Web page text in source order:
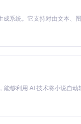
手动安装宏包：tlmgr